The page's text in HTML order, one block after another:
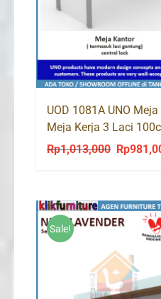
UOD 1081A UNO
Meja Kerja 3 Laci
Rp1,013,000
Original
Rp
Sale!